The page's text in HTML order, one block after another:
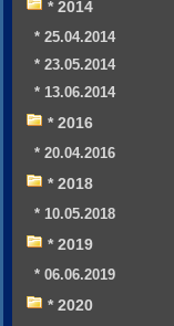
* 2014
* 25.04.2014
* 23.05.2014
* 13.06.2014
* 2016
* 20.04.2016
* 2018
* 10.05.2018
* 2019
* 06.06.2019
* 2020